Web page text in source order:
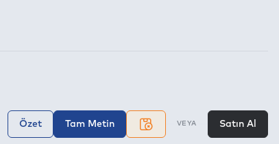
Özet Tam Metin VEYA Satın Al